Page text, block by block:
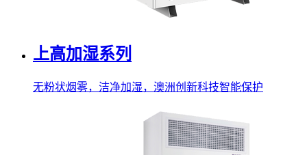
上高加湿系列
无粉状烟雾，洁净加湿，澳洲创新科技智能保护